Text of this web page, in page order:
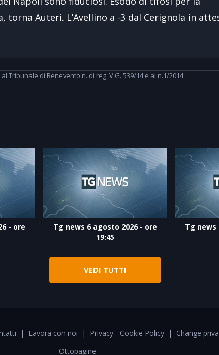
torna Auteri. L’Avellino a -3 dal Cerignola in
Tribunale di Benevento n. di reg. V.G. 539/14 e al n.1/2014
- ore
Tg news 6 agosto 2026 - ore
19:45
Tg news
VEDI TUTTI
| Lavora con noi | Privacy - Cookie Policy |
Change
Ottopagine